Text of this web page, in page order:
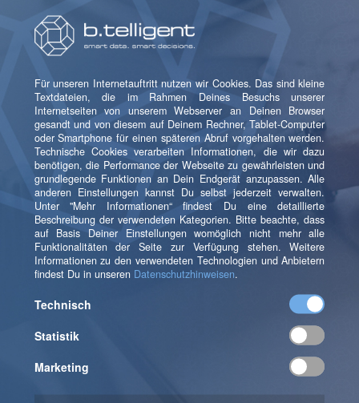
Eine skalierbare MarTech-
Architektur bietet alle
Möglichkeiten
Möchtest Du eine MarTech-Infrastruktur für Dein
Unternehmen bauen, empfehlen wir Dir, diese genau
zu planen und zu konzipieren, um damit erfolgreich zu
sein. Die wichtigste Überlegung dabei: Welche
Architektur passt zum Reifegrad Deines
Unternehmens? Denn gerade am Anfang benötigst Du
vielleicht nicht alle Funktionen und kannst beliebig
priorisieren und skalieren.
Deshalb erfolgt zu Beginn eine realistische Analyse
Systemen. Frage Dich: Welche strategischen Ziele
sollen erreicht werden? Kann ich bestehende Systeme
und Daten nutzen? Gibt es bereits ein Data Lake oder
einen kundenzentrischen Data Mart im Unternehmen?